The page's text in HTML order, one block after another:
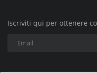
Iscriviti qui per ottenere